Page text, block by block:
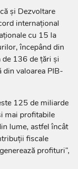
şi Dezvoltare
internaţional
cu 15 la
începând din
136 de ţări şi
valoarea PIB-
125 de miliarde
mai profitabile
lume, astfel încât
fiscale
profituri”,